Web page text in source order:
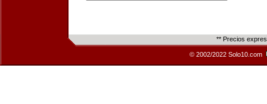
** Precios
© 2002/2022 Solo10.com